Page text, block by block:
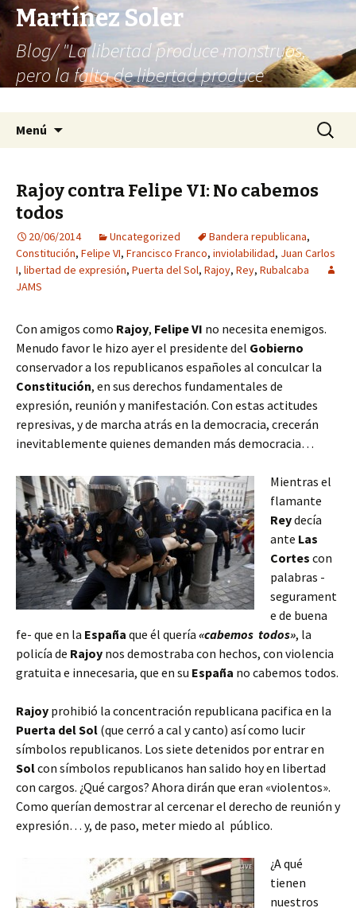
Martínez Soler
Blog/ "La libertad produce monstruos,
pero la falta de libertad produce
Menú Buscar:
Rajoy contra Felipe VI: No cabemos
todos
20/06/2014 Uncategorized Bandera republicana,
Constitución, Felipe VI, Francisco Franco, inviolabilidad, Juan Carlos
I, libertad de expresión, Puerta del Sol, Rajoy, Rey, Rubalcaba
JAMS
Con amigos como Rajoy, Felipe VI no necesita enemigos.
Menudo favor le hizo ayer el presidente del Gobierno
conservador a los republicanos españoles al conculcar la
Constitución, en sus derechos fundamentales de
expresión, reunión y manifestación. Con estas actitudes
represivas, y de marcha atrás en la democracia, crecerán
inevitablemente quienes demanden más democracia…
Mientras el
flamante
Reydecía
ante Las
Cortes con
palabras -
segurament
e de buena
fe- que en la España que él quería «cabemos todos», la
policía de Rajoy nos demostraba con hechos, con violencia
gratuita e innecesaria, que en su España no cabemos todos.
Rajoy prohibió la concentración republicana pacifica en la
Puerta del Sol (que cerró a cal y canto) así como lucir
símbolos republicanos. Los siete detenidos por entrar en
Solcon símbolos republicanos han salido hoy en libertad
con cargos. ¿Qué cargos? Ahora dirán que eran «violentos».
Como querían demostrar al cercenar el derecho de reunión y
expresión… y, de paso, meter miedo al público.
¿A qué
tienen
nuestros